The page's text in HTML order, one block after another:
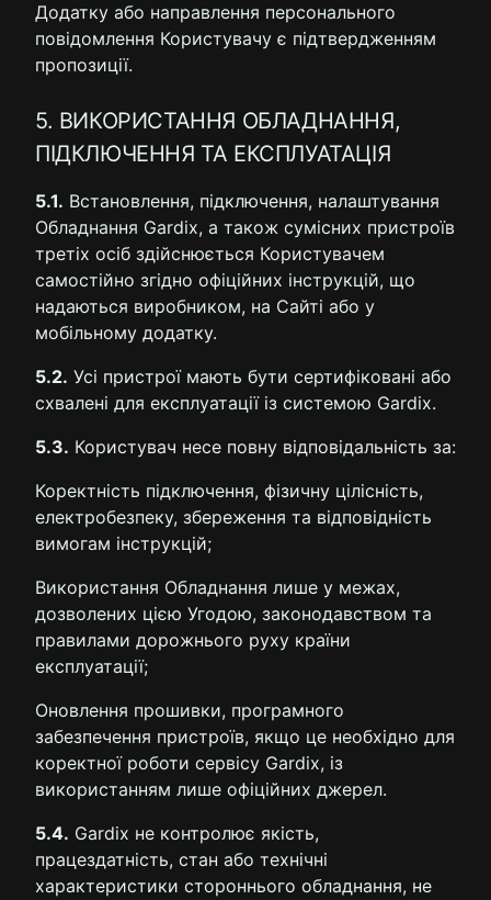
Додатку або направлення персонального
повідомлення Користувачу є підтвердженням
пропозиції.
5. ВИКОРИСТАННЯ ОБЛАДНАННЯ,
ПІДКЛЮЧЕННЯ ТА ЕКСПЛУАТАЦІЯ
5.1. Встановлення, підключення, налаштування
Обладнання Gardix, а також сумісних пристроїв
третіх осіб здійснюється Користувачем
самостійно згідно офіційних інструкцій, що
надаються виробником, на Сайті або у
мобільному додатку.
5.2. Усі пристрої мають бути сертифіковані або
схвалені для експлуатації із системою Gardix.
5.3. Користувач несе повну відповідальність за:
Коректність підключення, фізичну цілісність,
електробезпеку, збереження та відповідність
вимогам інструкцій;
Використання Обладнання лише у межах,
дозволених цією Угодою, законодавством та
правилами дорожнього руху країни
експлуатації;
Оновлення прошивки, програмного
забезпечення пристроїв, якщо це необхідно для
коректної роботи сервісу Gardix, із
використанням лише офіційних джерел.
5.4. Gardix не контролює якість,
працездатність, стан або технічні
характеристики стороннього обладнання, не